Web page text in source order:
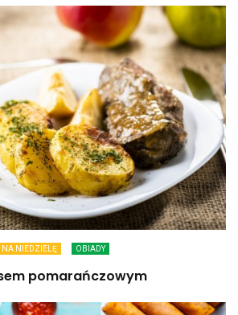
NA NIEDZIELĘ OBIADY
pomarańczowym